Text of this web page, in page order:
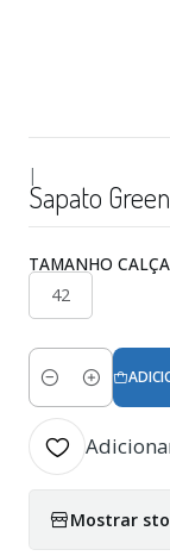
|
Sapato
TAMANHO
42
Quantidade
Mostrar